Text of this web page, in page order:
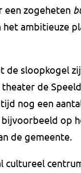
een zogeheten
ambitieuze
sloopkogel
de
nog een
op
de gemeente.
cultureel